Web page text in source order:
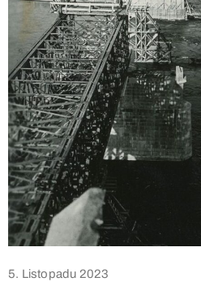
5. Listopadu 2023